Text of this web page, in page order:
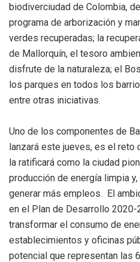
biodiverciudad de Colombia,
programa de arborización y
verdes recuperadas; la
de Mallorquín, el tesoro
disfrute de la naturaleza; el
los parques en todos los
entre otras iniciativas.
Uno de los componentes de
lanzará este jueves, es el reto
la ratificará como la ciudad
producción de energía limpia
generar más empleos. El
en el Plan de Desarrollo
transformar el consumo de
establecimientos y oficinas
potencial que representan las